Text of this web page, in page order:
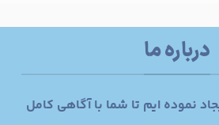
درباره ما
نموده ایم تا شما با آگاهی کامل